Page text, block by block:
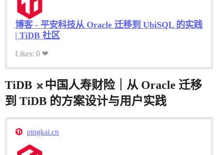
博客 - 平安科技从 Oracle 迁移到 UbiSQL 的实践
| TiDB 社区
Likes: 0 ❤
TiDB
中国人寿财险｜从 Oracle 迁移
到 TiDB 的方案设计与用户实践
pingkai.cn